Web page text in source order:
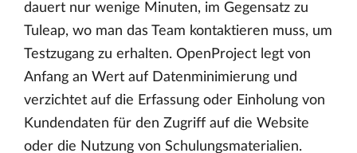
dauert nur wenige Minuten, im Gegensatz zu
Tuleap, wo man das Team kontaktieren muss, um
Testzugang zu erhalten. OpenProject legt von
Anfang an Wert auf Datenminimierung und
verzichtet auf die Erfassung oder Einholung von
Kundendaten für den Zugriff auf die Website
oder die Nutzung von Schulungsmaterialien.